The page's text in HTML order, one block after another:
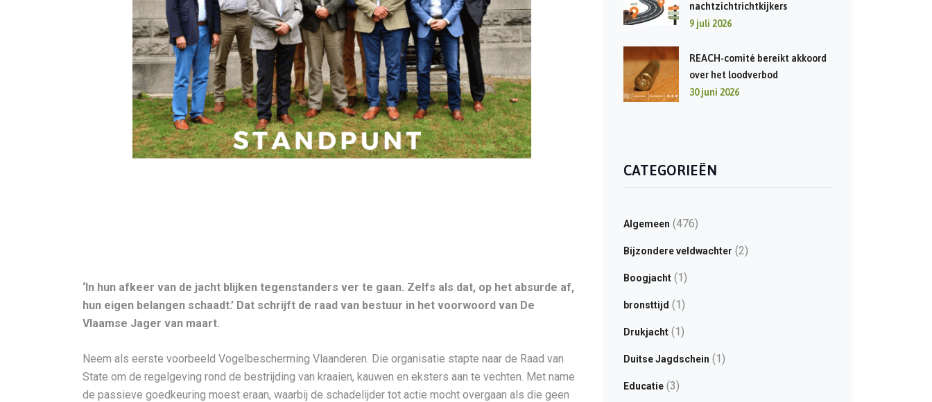
‘In hun afkeer van de jacht blijken tegenstanders ver te gaan. Zelfs als dat, op het absurde af,
hun eigen belangen schaadt.’ Dat schrijft de raad van bestuur in het voorwoord van De
Vlaamse Jager van maart.
Neem als eerste voorbeeld Vogelbescherming Vlaanderen. Die organisatie stapte naar de Raad van
State om de regelgeving rond de bestrijding van kraaien, kauwen en eksters aan te vechten. Met name
de passieve goedkeuring moest eraan, waarbij de schadelijder tot actie mocht overgaan als die geen
nachtzichtrichtkijkers
9 juli 2026
REACH-comité bereikt akkoord
over het loodverbod
30 juni 2026
CATEGORIEËN
Algemeen (476)
Bijzondere veldwachter (2)
Boogjacht(1)
bronsttijd (1)
Drukjacht(1)
Duitse Jagdschein (1)
Educatie(3)